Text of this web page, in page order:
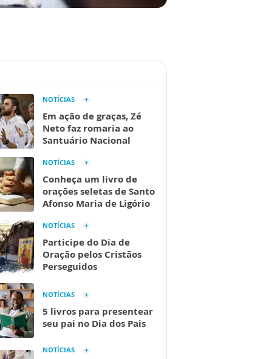
NOTÍCIAS
Em ação de graças, Zé
Neto faz romaria ao
Santuário Nacional
NOTÍCIAS
Conheça um livro de
orações seletas de Santo
Afonso Maria de Ligório
NOTÍCIAS
Participe do Dia de
Oração pelos Cristãos
Perseguidos
NOTÍCIAS
5 livros para presentear
seu pai no Dia dos Pais
NOTÍCIAS